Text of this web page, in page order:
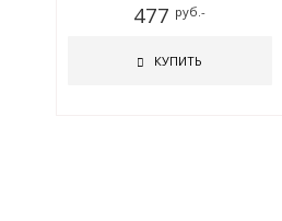
477 руб.-
КУПИТЬ